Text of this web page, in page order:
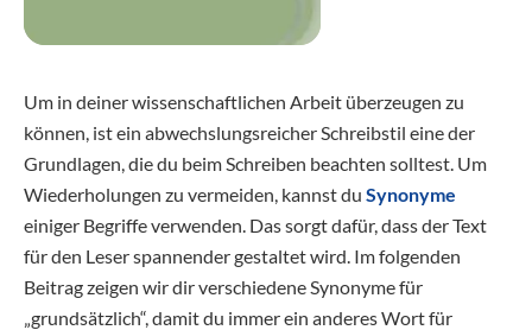
Um in deiner wissenschaftlichen Arbeit überzeugen zu
können, ist ein abwechslungsreicher Schreibstil eine der
Grundlagen, die du beim Schreiben beachten solltest. Um
Wiederholungen zu vermeiden, kannst du Synonyme
einiger Begriffe verwenden. Das sorgt dafür, dass der Text
für den Leser spannender gestaltet wird. Im folgenden
Beitrag zeigen wir dir verschiedene Synonyme für
„grundsätzlich“, damit du immer ein anderes Wort für